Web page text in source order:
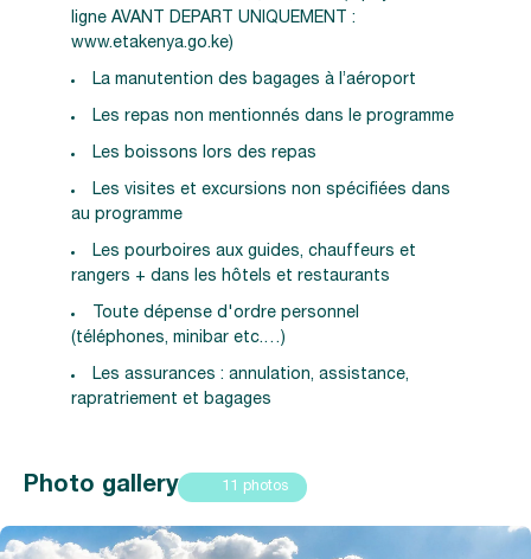
ligne AVANT DEPART UNIQUEMENT :
www.etakenya.go.ke)
La manutention des bagages à l’aéroport
Les repas non mentionnés dans le programme
Les boissons lors des repas
Les visites et excursions non spécifiées dans
au programme
Les pourboires aux guides, chauffeurs et
rangers + dans les hôtels et restaurants
Toute dépense d'ordre personnel
(téléphones, minibar etc.…)
Les assurances : annulation, assistance,
rapratriement et bagages
Photo gallery 11 photos